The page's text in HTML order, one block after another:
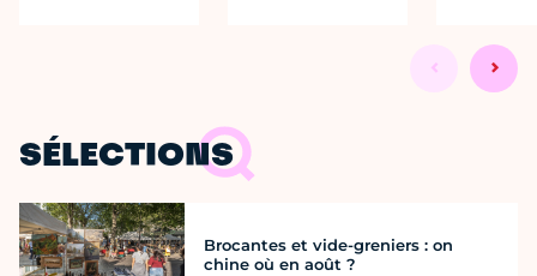
SÉLECTIONS
Brocantes et vide-greniers : on
chine où en août ?